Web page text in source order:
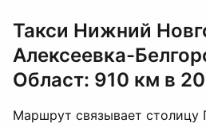
Такси Нижний
Алексеевка-
Област: 910 км в
Маршрут связывает столицу